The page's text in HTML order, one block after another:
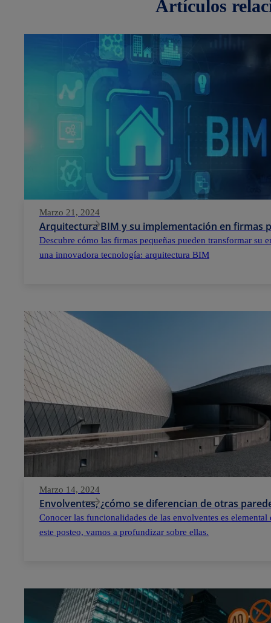
artículos
Marzo 21, 2024
Arquitectura BIM y su implementación en firmas
Descubre cómo las firmas pequeñas pueden transformar su
una innovadora tecnología: arquitectura BIM
Marzo 14, 2024
Envolventes, ¿cómo se diferencian de otras
Conocer las funcionalidades de las envolventes es
este posteo, vamos a profundizar sobre ellas.